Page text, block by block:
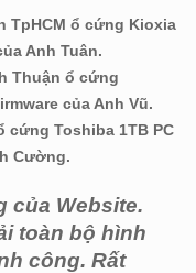
TpHCM ổ cứng Kioxia
Anh Tuân.
Thuận ổ cứng
của Anh Vũ.
cứng Toshiba 1TB PC
Cường.
của Website.
toàn bộ hình
công. Rất